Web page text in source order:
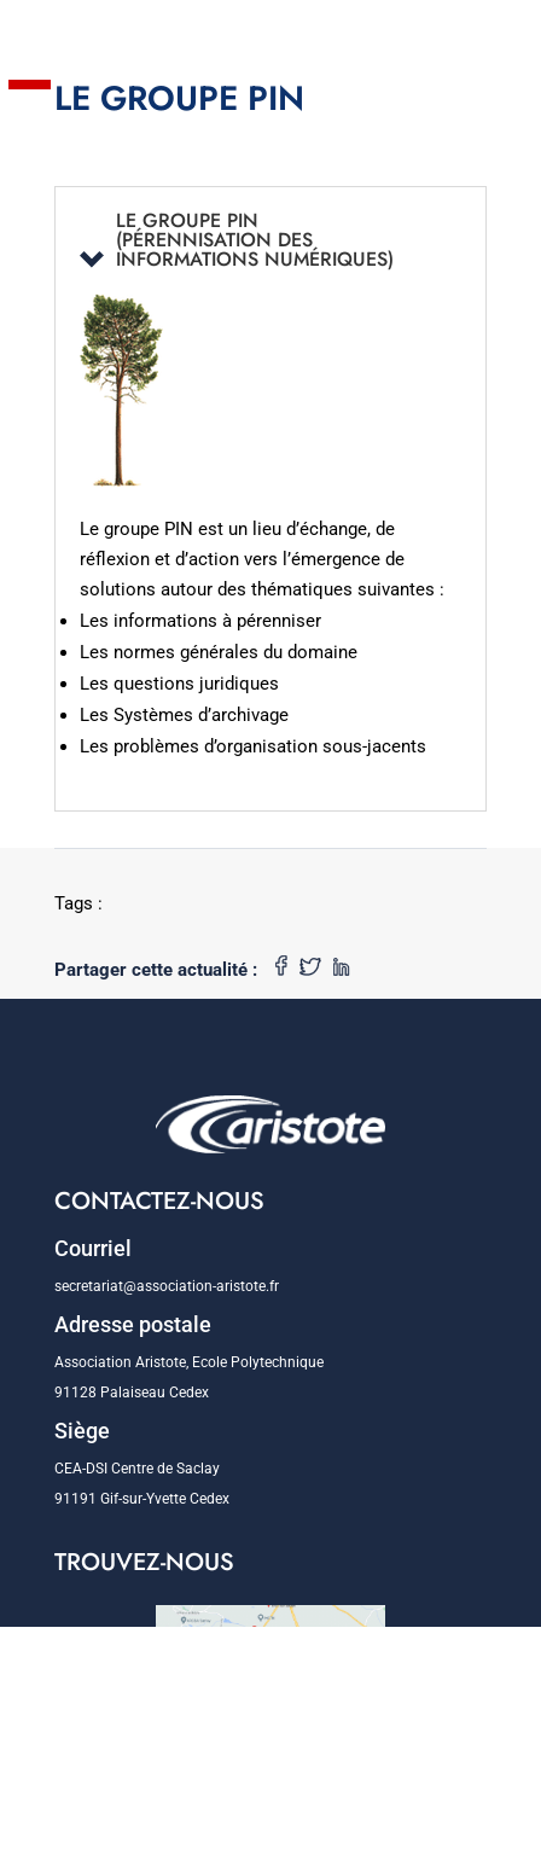
LE GROUPE PIN
LE GROUPE PIN
(PÉRENNISATION DES
INFORMATIONS NUMÉRIQUES)
Le groupe PIN est un lieu d’échange, de
réflexion et d’action vers l’émergence de
solutions autour des thématiques suivantes :
Les informations à pérenniser
Les normes générales du domaine
Les questions juridiques
Les Systèmes d’archivage
Les problèmes d’organisation sous-jacents
Tags :
Partager cette actualité :
CONTACTEZ-NOUS
Courriel
secretariat@association-aristote.fr
Adresse postale
Association Aristote, Ecole Polytechnique
91128 Palaiseau Cedex
Siège
CEA-DSI Centre de Saclay
91191 Gif-sur-Yvette Cedex
TROUVEZ-NOUS